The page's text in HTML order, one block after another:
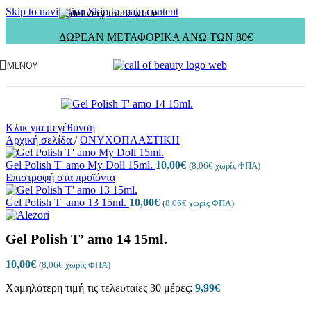
Skip to navigationSkip to main content
ΔΩΡΕΑΝ ΜΕΤΑΦΟΡΙΚΑ ΑΝΩ ΤΩΝ 80€
ΜΕΝΟΎ
Κλικ για μεγέθυνση
Αρχική σελίδα / ΟΝΥΧΟΠΛΑΣΤΙΚΗ
Gel Polish T' amo My Doll 15ml. 10,00€ (8,06€ χωρίς ΦΠΑ)
Επιστροφή στα προϊόντα
Gel Polish T' amo 13 15ml. 10,00€ (8,06€ χωρίς ΦΠΑ)
Gel Polish T’ amo 14 15ml.
10,00€ (8,06€ χωρίς ΦΠΑ)
Χαμηλότερη τιμή τις τελευταίες 30 μέρες: 9,99€